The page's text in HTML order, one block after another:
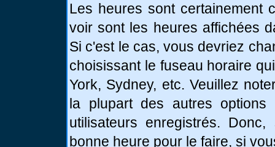
Les heures sont certainement
voir sont les heures affichées
Si c'est le cas, vous devriez
choisissant le fuseau horaire
York, Sydney, etc. Veuillez
la plupart des autres options
utilisateurs enregistrés.
bonne heure pour le faire, si